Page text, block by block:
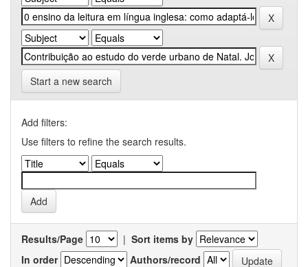
Start a new search
Add filters:
Use filters to refine the search results.
Results/Page | Sort items by
In order
Authors/record